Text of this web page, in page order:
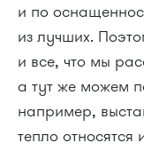
и по
из лучших.
и все, что мы
а тут же можем
например,
тепло